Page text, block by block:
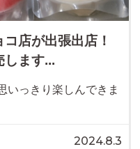
店が出張出店！
します...
いっきり楽しんできま
2024.8.3